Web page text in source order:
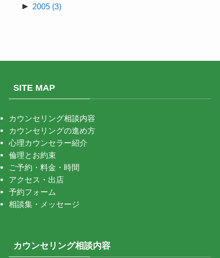
► 2005 (3)
SITE MAP
カウンセリング相談内容
カウンセリングの進め方
心理カウンセラー紹介
倫理とお約束
ご予約・料金・時間
アクセス・出店
予約フォーム
相談集・メッセージ
カウンセリング相談内容